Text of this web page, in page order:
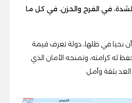
في الفرح والحزن، في كل ما
نحيا في ظلها، دولة تعرف قيمة
له كرامته، وتمنحه الأمان الذي
بثقة وأمل.